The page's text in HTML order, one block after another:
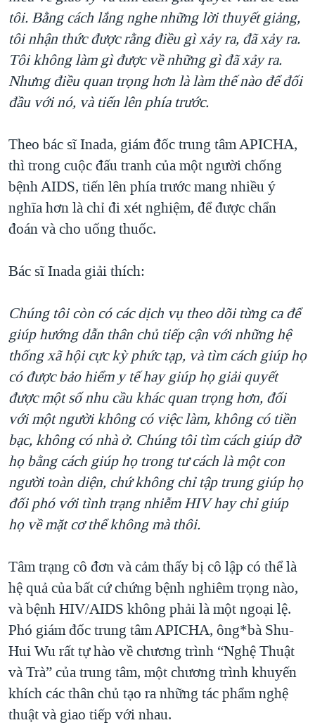
tôi. Bằng cách lắng nghe những lời thuyết giảng,
tôi nhận thức được rằng điều gì xảy ra, đã xảy ra.
Tôi không làm gì được về những gì đã xảy ra.
Nhưng điều quan trọng hơn là làm thế nào để đối
đầu với nó, và tiến lên phía trước.
Theo bác sĩ Inada, giám đốc trung tâm APICHA,
thì trong cuộc đấu tranh của một người chống
bệnh AIDS, tiến lên phía trước mang nhiều ý
nghĩa hơn là chỉ đi xét nghiệm, để được chẩn
đoán và cho uống thuốc.
Bác sĩ Inada giải thích:
Chúng tôi còn có các dịch vụ theo dõi từng ca để
giúp hướng dẫn thân chủ tiếp cận với những hệ
thống xã hội cực kỳ phức tạp, và tìm cách giúp họ
có được bảo hiểm y tế hay giúp họ giải quyết
được một số nhu cầu khác quan trọng hơn, đối
với một người không có việc làm, không có tiền
bạc, không có nhà ở. Chúng tôi tìm cách giúp đỡ
họ bằng cách giúp họ trong tư cách là một con
người toàn diện, chứ không chỉ tập trung giúp họ
đối phó với tình trạng nhiễm HIV hay chỉ giúp
họ về mặt cơ thể không mà thôi.
Tâm trạng cô đơn và cảm thấy bị cô lập có thể là
hệ quả của bất cứ chứng bệnh nghiêm trọng nào,
và bệnh HIV/AIDS không phải là một ngoại lệ.
Phó giám đốc trung tâm APICHA, ông*bà Shu-
Hui Wu rất tự hào về chương trình “Nghệ Thuật
và Trà” của trung tâm, một chương trình khuyến
khích các thân chủ tạo ra những tác phẩm nghệ
thuật và giao tiếp với nhau.